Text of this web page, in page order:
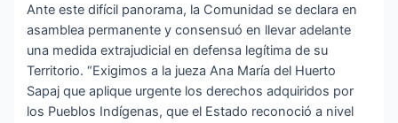
Ante este difícil panorama, la Comunidad se declara en
asamblea permanente y consensuó en llevar adelante
una medida extrajudicial en defensa legítima de su
Territorio. “Exigimos a la jueza Ana María del Huerto
Sapaj que aplique urgente los derechos adquiridos por
los Pueblos Indígenas, que el Estado reconoció a nivel